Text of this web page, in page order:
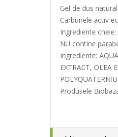
Gel de dus
Carbunele activ
Ingrediente
NU contine
Ingrediente:
EXTRACT, OLEA
Produsele